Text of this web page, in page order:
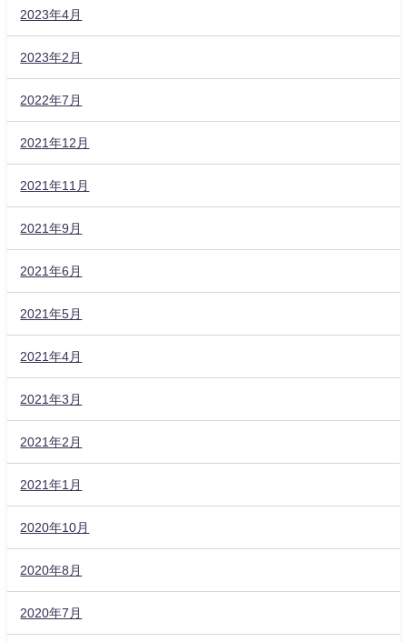
2023年4月
2023年2月
2022年7月
2021年12月
2021年11月
2021年9月
2021年6月
2021年5月
2021年4月
2021年3月
2021年2月
2021年1月
2020年10月
2020年8月
2020年7月